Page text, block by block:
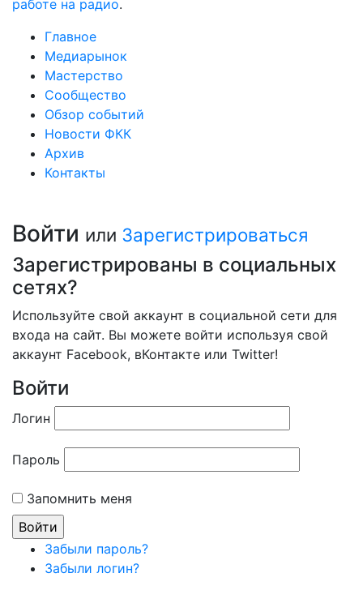
работе на радио.
Главное
Медиарынок
Мастерство
Сообщество
Обзор событий
Новости ФКК
Архив
Контакты
Войти или Зарегистрироваться
Зарегистрированы в социальных
сетях?
Используйте свой аккаунт в социальной сети для
входа на сайт. Вы можете войти используя свой
аккаунт Facebook, вКонтакте или Twitter!
Войти
Логин
Пароль
Запомнить меня
Забыли пароль?
Забыли логин?